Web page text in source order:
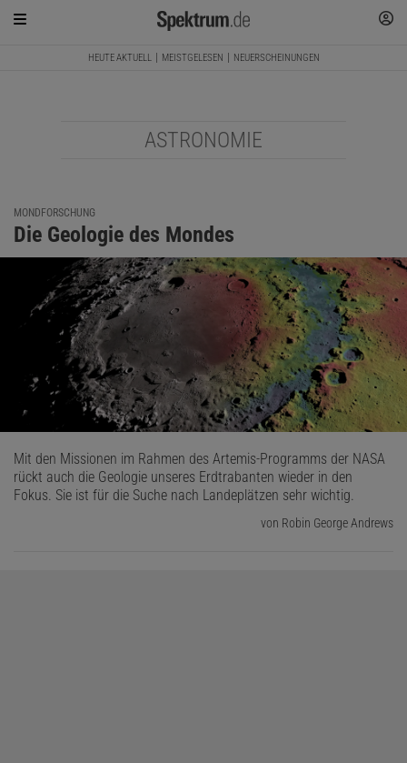
HEUTE AKTUELL MEISTGELESEN NEUERSCHEINUNGEN
ASTRONOMIE
MONDFORSCHUNG
Die Geologie des Mondes
Mit den Missionen im Rahmen des Artemis-Programms der NASA
rückt auch die Geologie unseres Erdtrabanten wieder in den
Fokus. Sie ist für die Suche nach Landeplätzen sehr wichtig.
von Robin George Andrews